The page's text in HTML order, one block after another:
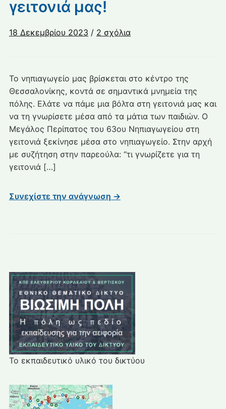
Το εκπαιδευτικό υλικό του δικτύου
γειτονιά μας!
18 Δεκεμβρίου 2023 / 2 σχόλιαστο
Η
γειτονιά
μας!
Το νηπιαγωγείο μας βρίσκεται στο κέντρο της
Θεσσαλονίκης, κοντά σε σημαντικά μνημεία της
πόλης. Ελάτε να πάμε μια βόλτα στη γειτονιά μας και
να τη γνωρίσετε μέσα από τα μάτια των παιδιών. Ο
Μεγάλος Περίπατος του 63ου Νηπιαγωγείου στη
γειτονιά ξεκίνησε μέσα στο νηπιαγωγείο. Στην αρχή
με συζήτηση στην παρεούλα: “τι γνωρίζετε για τη
γειτονιά […]
Συνεχίστε την ανάγνωση →